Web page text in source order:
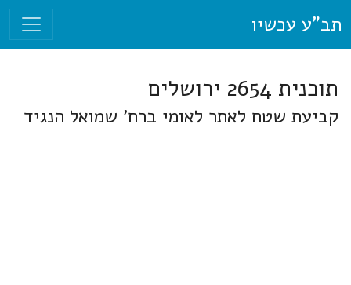
תב"ע עכשיו
תוכנית 2654 ירושלים
קביעת שטח לאתר לאומי ברח' שמואל הנגיד